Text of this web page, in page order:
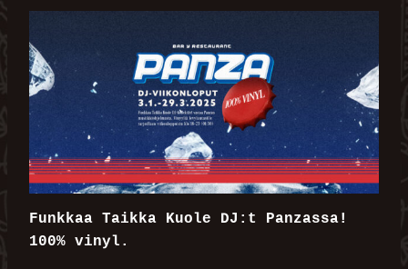
Funkkaa Taikka Kuole DJ:t Panzassa!
100% vinyl.